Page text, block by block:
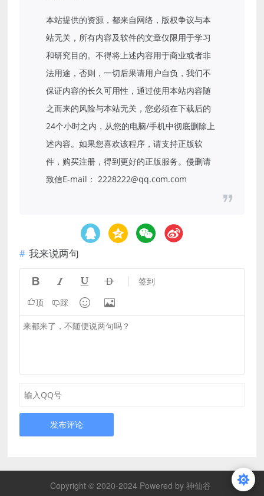
本站提供的资源，都来自网络，版权争议与本
站无关，所有内容及软件的文章仅限用于学习
和研究目的。不得将上述内容用于商业或者非
法用途，否则，一切后果请用户自负，我们不
保证内容的长久可用性，通过使用本站内容随
之而来的风险与本站无关，您必须在下载后的
24个小时之内，从您的电脑/手机中彻底删除上
述内容。如果您喜欢该程序，请支持正版软
件，购买注册，得到更好的正版服务。侵删请
致信E-mail： 2228222@qq.com.com
我来说两句
    签到
顶 踩  
发布评论
Copyright © 2020-2024 Powered by 神仙谷